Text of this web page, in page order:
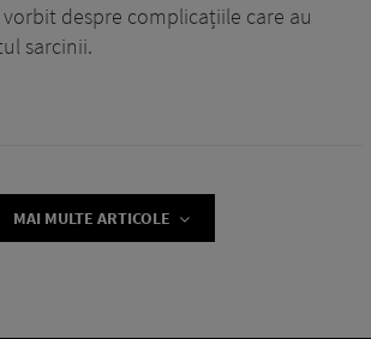
vorbit despre complicațiile care au
sarcinii.
MAI MULTE ARTICOLE